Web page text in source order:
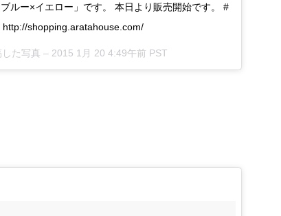
ルー×イエロー」です。 本日より販売開始です。 #
shopping.aratahouse.com/
た写真 – 2015 1月 20 4:49午前 PST